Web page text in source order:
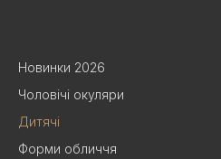
Новинки 2026
Чоловічі окуляри
Дитячі
Форми обличчя